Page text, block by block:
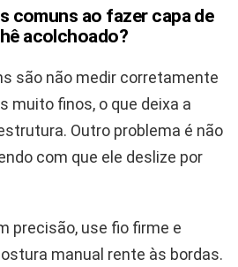
comuns ao fazer capa de
acolchoado?
são não medir corretamente
muito finos, o que deixa a
Outro problema é não
com que ele deslize por
precisão, use fio firme e
manual rente às bordas.